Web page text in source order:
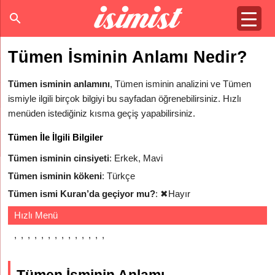
Tümen İsminin Anlamı Nedir?
Tümen isminin anlamını, Tümen isminin analizini ve Tümen
ismiyle ilgili birçok bilgiyi bu sayfadan öğrenebilirsiniz. Hızlı
menüden istediğiniz kısma geçiş yapabilirsiniz.
Tümen İle İlgili Bilgiler
Tümen isminin cinsiyeti: Erkek, Mavi
Tümen isminin kökeni: Türkçe
Tümen ismi Kuran’da geçiyor mu?: ✖Hayır
Hızlı Menü